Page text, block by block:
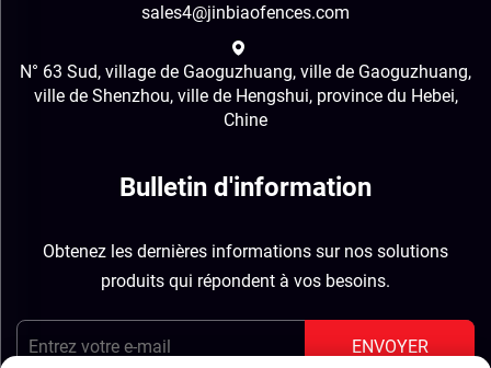
sales4@jinbiaofences.com
N° 63 Sud, village de Gaoguzhuang, ville de Gaoguzhuang,
ville de Shenzhou, ville de Hengshui, province du Hebei,
Chine
Bulletin d'information
Obtenez les dernières informations sur nos solutions
produits qui répondent à vos besoins.
ENVOYER